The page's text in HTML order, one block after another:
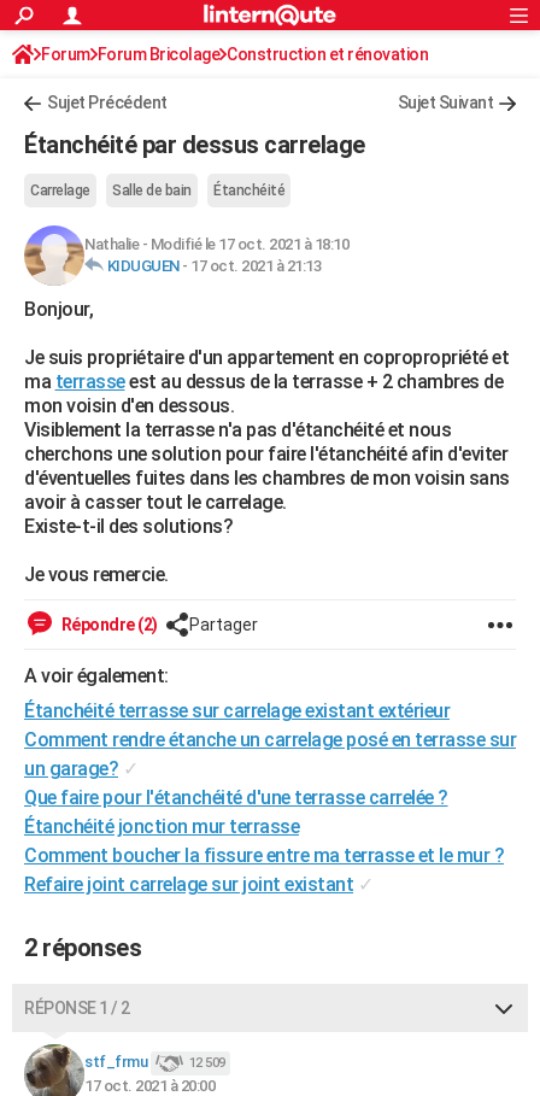
ACTUALITÉS
Politique
Société
Faits Divers
Education
Monde
Villes
+
AUTO
Essais
Réserver un essai
Citadines
Berlines
SUV
Forum auto
+HIGH-TECH
Mobiles
Meilleur smartphone
Internet
Ordinateurs
Jeux vidéo
Guide high-tech
+BRICOLAGE
Forum
Aménagement intérieur
Extérieur
Cuisine
Salle de bains
Jardinage
Rangement
WEEK-END
Guides de France
Escapades
Patrimoine
Expositions
Musées
Week-end nature
+LIFESTYLE
Art de vivre
Bien-être
Loisirs
Mode
Modes de vie
SANTE
Alimentation
Guide de la santé
Maladies
Médicaments
Sommeil
VOYAGE
Destinations
City break
Voyage nature
Voyage de noces
Forum
ClimatPHOTO
GUIDES D'ACHAT
BONS PLANS
CARTE DE VOEUX
Carte de Noël
Carte Bonne année
Carte Saint-Valentin
Carte d'anniversaire
DICTIONNAIRE
Dictionnaire
Biographies
Citations
Expressions
Proverbes
PROGRAMME TV
COPAINS D'AVANT
FORUM
Bricolage
Lifestyle
Culture
Sport
Auto
Television
Voyage
Cinema
Rechercher
S'inscrire
Connexion
Forum Forum Bricolage Construction et rénovation
Sujet Précédent Sujet Suivant
Étanchéité par dessus carrelage
Carrelage Salle de bain Étanchéité
Nathalie- Modifié le 17 oct. 2021 à 18:10
KIDUGUEN- 17 oct. 2021 à 21:13
Bonjour,
Je suis propriétaire d'un appartement en copropropriété et
ma terrasseest au dessus de la terrasse + 2 chambres de
mon voisin d'en dessous.
Visiblement la terrasse n'a pas d'étanchéité et nous
cherchons une solution pour faire l'étanchéité afin d'eviter
d'éventuelles fuites dans les chambres de mon voisin sans
avoir à casser tout le carrelage.
Existe-t-il des solutions?
Je vous remercie.
Répondre (2) Partager
A voir également:
Étanchéité terrasse sur carrelage existant extérieur
Comment rendre étanche un carrelage posé en terrasse sur
un garage? ✓
Que faire pour l'étanchéité d'une terrasse carrelée ?
Étanchéité jonction mur terrasse
Comment boucher la fissure entre ma terrasse et le mur ?
Refaire joint carrelage sur joint existant ✓
2 réponses
RÉPONSE 1 / 2
stf_frmu 12 509
17 oct. 2021 à 20:00